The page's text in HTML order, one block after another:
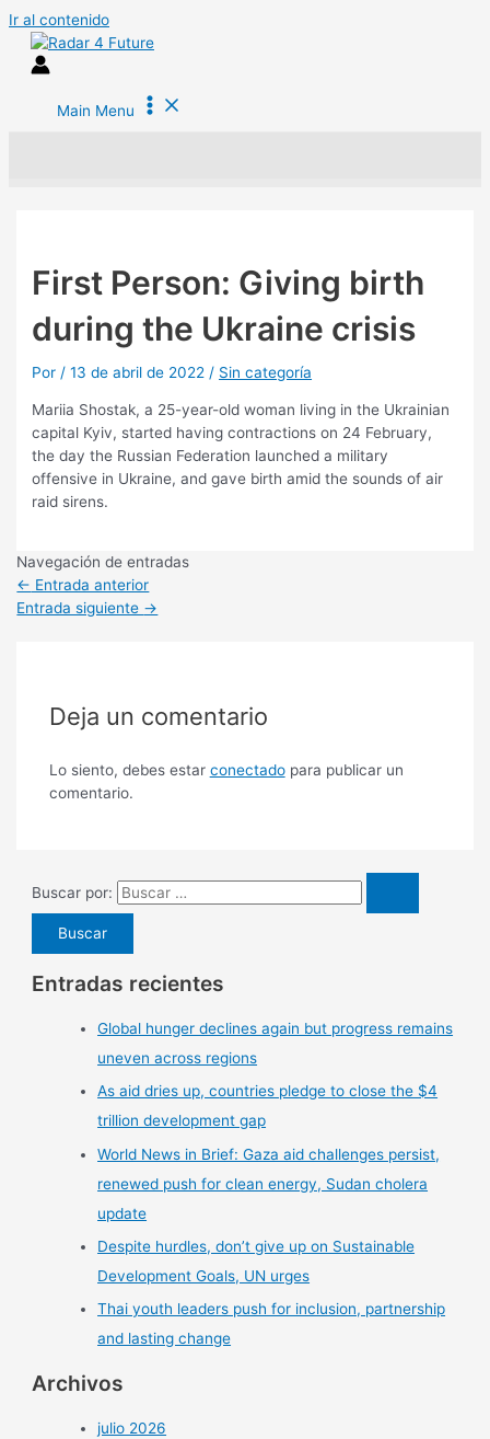
Ir al contenido
Main Menu
First Person: Giving birth
during the Ukraine crisis
Por /13 de abril de 2022 / Sin categoría
Mariia Shostak, a 25-year-old woman living in the Ukrainian
capital Kyiv, started having contractions on 24 February,
the day the Russian Federation launched a military
offensive in Ukraine, and gave birth amid the sounds of air
raid sirens.
Navegación de entradas
← Entrada anterior
Entrada siguiente →
Deja un comentario
Lo siento, debes estar conectadopara publicar un
comentario.
Buscar por:
Entradas recientes
Global hunger declines again but progress remains
uneven across regions
As aid dries up, countries pledge to close the $4
trillion development gap
World News in Brief: Gaza aid challenges persist,
renewed push for clean energy, Sudan cholera
update
Despite hurdles, don’t give up on Sustainable
Development Goals, UN urges
Thai youth leaders push for inclusion, partnership
and lasting change
Archivos
julio 2026